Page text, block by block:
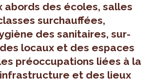
abords des écoles, salles
surchauffées,
des sanitaires, sur-
locaux et des espaces
préoccupations liées à la
et des lieux